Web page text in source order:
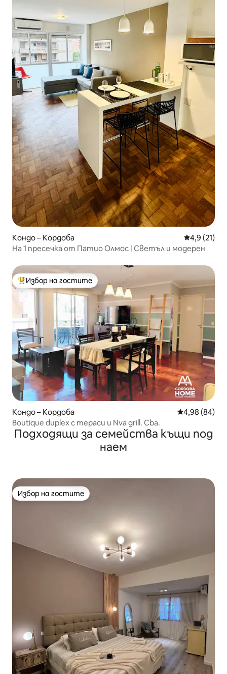
Кондо – Кордоба Средна
4,9 (21)
На 1 пресечка от Патио Олмос | Светъл и модерен
Най-популярен избор на гостите
Избор на гостите
Кондо – Кордоба Средна
4,98 (84)
Boutique duplex с тераси и Nva grill. Cba.
Подходящи за семейства къщи под
наем
Избор на гостите
Избор на гостите